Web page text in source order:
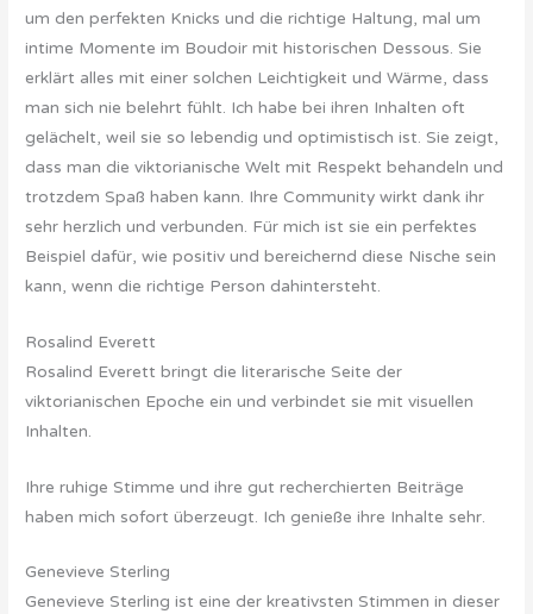
um den perfekten Knicks und die richtige Haltung, mal um
intime Momente im Boudoir mit historischen Dessous. Sie
erklärt alles mit einer solchen Leichtigkeit und Wärme, dass
man sich nie belehrt fühlt. Ich habe bei ihren Inhalten oft
gelächelt, weil sie so lebendig und optimistisch ist. Sie zeigt,
dass man die viktorianische Welt mit Respekt behandeln und
trotzdem Spaß haben kann. Ihre Community wirkt dank ihr
sehr herzlich und verbunden. Für mich ist sie ein perfektes
Beispiel dafür, wie positiv und bereichernd diese Nische sein
kann, wenn die richtige Person dahintersteht.
Rosalind Everett
Rosalind Everett bringt die literarische Seite der
viktorianischen Epoche ein und verbindet sie mit visuellen
Inhalten.
Ihre ruhige Stimme und ihre gut recherchierten Beiträge
haben mich sofort überzeugt. Ich genieße ihre Inhalte sehr.
Genevieve Sterling
Genevieve Sterling ist eine der kreativsten Stimmen in dieser